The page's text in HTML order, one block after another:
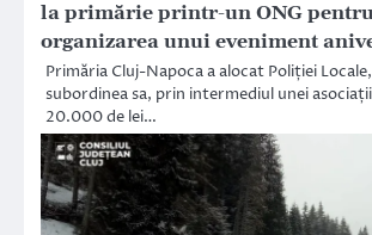
la primărie printr-un ONG
organizarea unui eveniment
Primăria Cluj-Napoca a alocat Poliției
subordinea sa, prin intermediul unei
20.000 de lei…